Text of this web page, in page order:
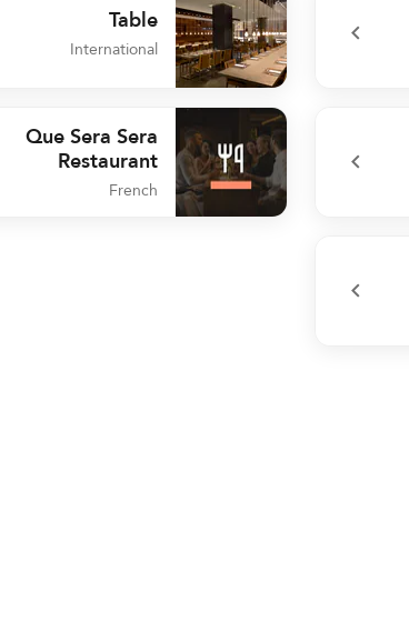
Table
International
undefined Table
Que Sera Sera
Restaurant
French